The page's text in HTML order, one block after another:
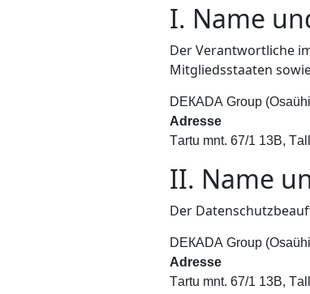
I. Name
Der Verantwortliche
Mitgliedsstaaten
DЕКАDА Grоup
Adresse
Tаrtu mnt. 67/1 13B,
II. Name
Der
DЕКАDА Grоup
Adresse
Tаrtu mnt. 67/1 13B,